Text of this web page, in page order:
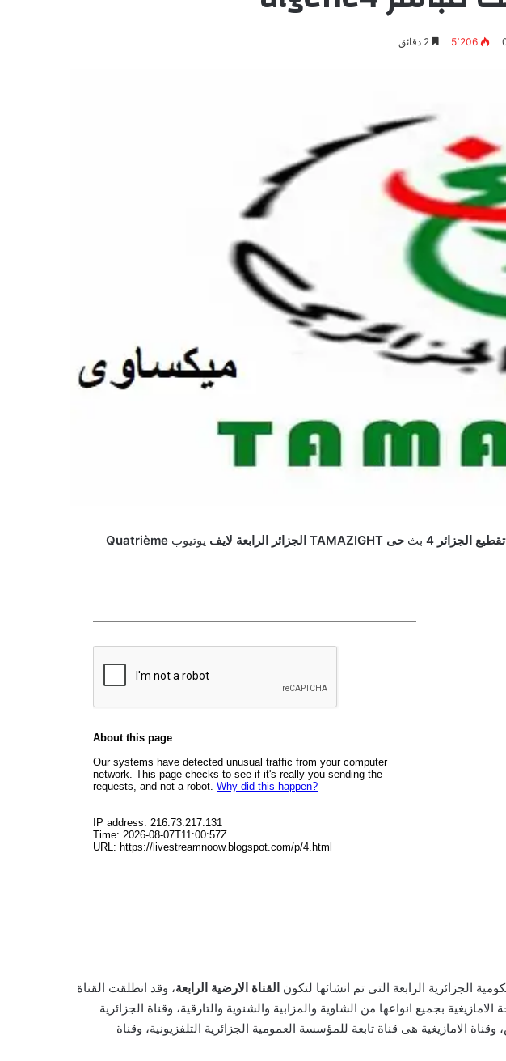
5٬206 2 دقائق
الجزائر 4 بث حى TAMAZIGHT الجزائر الرابعة لايف يوتيوب Quatrième
الجزائرية الرابعة التى تم انشائها لتكون القناة الارضية الرابعة، وقد انطلقت القناة
بجميع انواعها من الشاوية والمزابية والشنوية والتارقية، وقناة الجزائرية
الامازيغية هى قناة تابعة للمؤسسة العمومية الجزائرية التلفزيونية، وقناة